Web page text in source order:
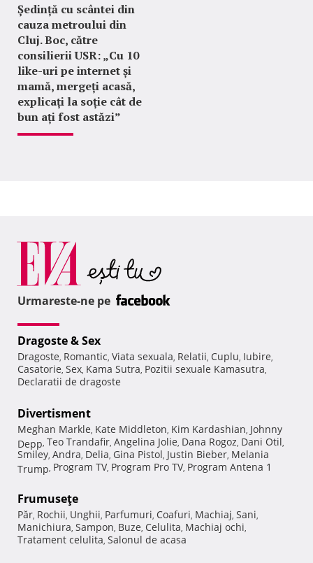
Ședință cu scântei din
cauza metroului din
Cluj. Boc, către
consilierii USR: „Cu 10
like-uri pe internet și
mamă, mergeți acasă,
explicați la soție cât de
bun ați fost astăzi”
Urmareste-ne pe
Dragoste & Sex
Dragoste, Romantic, Viata sexuala, Relatii, Cuplu, Iubire,
Casatorie, Sex, Kama Sutra, Pozitii sexuale Kamasutra,
Declaratii de dragoste
Divertisment
Meghan Markle, Kate Middleton, Kim Kardashian, Johnny
Depp, Teo Trandafir, Angelina Jolie, Dana Rogoz, Dani Otil,
Smiley, Andra, Delia, Gina Pistol, Justin Bieber, Melania
Trump, Program TV, Program Pro TV, Program Antena 1
Frumuseţe
Păr, Rochii, Unghii, Parfumuri, Coafuri, Machiaj, Sani,
Manichiura, Sampon, Buze, Celulita, Machiaj ochi,
Tratament celulita, Salonul de acasa